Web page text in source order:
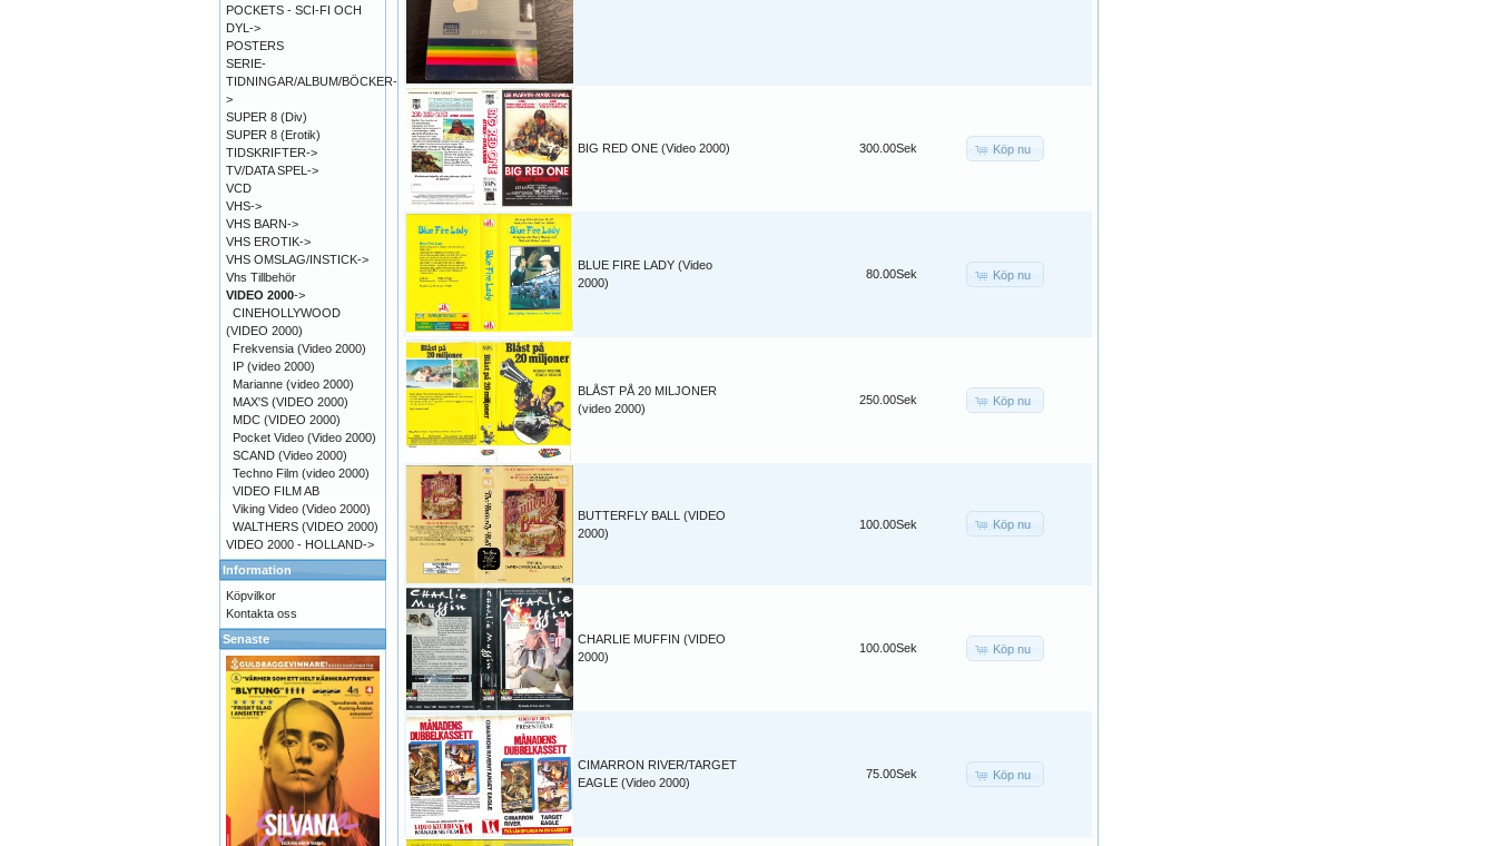
BIG RED ONE (Video 2000) 300.00Sek Köp nu
BLUE FIRE LADY (Video
2000)
80.00Sek Köp nu
BLÅST PÅ 20 MILJONER
(video 2000)
250.00Sek Köp nu
BUTTERFLY BALL (VIDEO
2000)
100.00Sek Köp nu
CHARLIE MUFFIN (VIDEO
2000)
100.00Sek Köp nu
CIMARRON RIVER/TARGET
EAGLE (Video 2000)
75.00Sek Köp nu
POCKETS - SCI-FI OCH
DYL->
POSTERS
SERIE-
TIDNINGAR/ALBUM/BÖCKER-
>
SUPER 8 (Div)
SUPER 8 (Erotik)
TIDSKRIFTER->
TV/DATA SPEL->
VCD
VHS->
VHS BARN->
VHS EROTIK->
VHS OMSLAG/INSTICK->
Vhs Tillbehör
VIDEO 2000->
CINEHOLLYWOOD
(VIDEO 2000)
Frekvensia (Video 2000)
IP (video 2000)
Marianne (video 2000)
MAX'S (VIDEO 2000)
MDC (VIDEO 2000)
Pocket Video (Video 2000)
SCAND (Video 2000)
Techno Film (video 2000)
VIDEO FILM AB
Viking Video (Video 2000)
WALTHERS (VIDEO 2000)
VIDEO 2000 - HOLLAND->
Information
Köpvilkor
Kontakta oss
Senaste